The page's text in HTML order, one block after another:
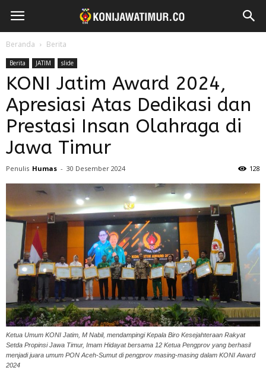
Beranda Berita
Berita JATIM slide
KONI Jatim Award 2024,
Apresiasi Atas Dedikasi dan
Prestasi Insan Olahraga di
Jawa Timur
Penulis Humas - 30 Desember 2024 128
Ketua Umum KONI Jatim, M Nabil, mendampingi Kepala Biro Kesejahteraan Rakyat
Setda Propinsi Jawa Timur, Imam Hidayat bersama 12 Ketua Pengprov yang berhasil
menjadi juara umum PON Aceh-Sumut di pengprov masing-masing dalam KONI Award
2024